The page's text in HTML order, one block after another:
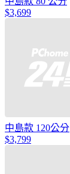
$3,699
中島款 120公分
$3,799